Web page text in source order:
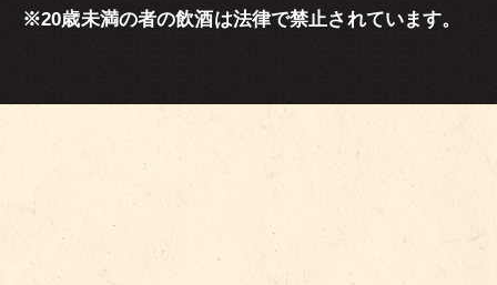
※20歳未満の者の飲酒は法律で禁止されています。